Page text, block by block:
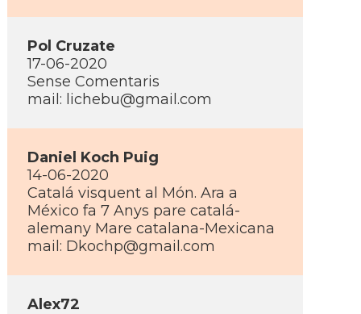
Pol Cruzate
17-06-2020
Sense Comentaris
mail: lichebu@gmail.com
Daniel Koch Puig
14-06-2020
Catalá visquent al Món. Ara a
México fa 7 Anys pare catalá-
alemany Mare catalana-Mexicana
mail: Dkochp@gmail.com
Alex72